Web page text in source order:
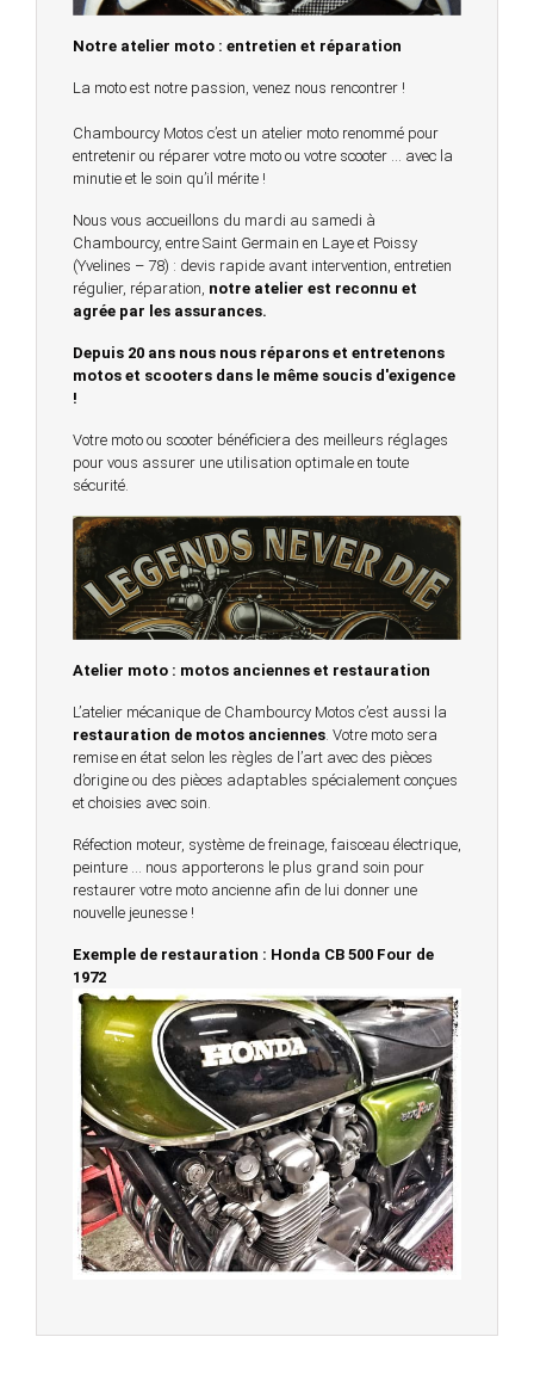
Notre atelier moto : entretien et réparation
La moto est notre passion, venez nous rencontrer !
Chambourcy Motos c’est un atelier moto renommé pour
entretenir ou réparer votre moto ou votre scooter … avec la
minutie et le soin qu’il mérite !
Nous vous accueillons du mardi au samedi à
Chambourcy, entre Saint Germain en Laye et Poissy
(Yvelines – 78) : devis rapide avant intervention, entretien
régulier, réparation, notre atelier est reconnu et
agrée par les assurances.
Depuis 20 ans nous nous réparons et entretenons
motos et scooters dans le même soucis d'exigence
!
Votre moto ou scooter bénéficiera des meilleurs réglages
pour vous assurer une utilisation optimale en toute
sécurité.
Atelier moto : motos anciennes et restauration
L’atelier mécanique de Chambourcy Motos c’est aussi la
restauration de motos anciennes . Votre moto sera
remise en état selon les règles de l’art avec des pièces
d’origine ou des pièces adaptables spécialement conçues
et choisies avec soin.
Réfection moteur, système de freinage, faisceau électrique,
peinture … nous apporterons le plus grand soin pour
restaurer votre moto ancienne afin de lui donner une
nouvelle jeunesse !
Exemple de restauration : Honda CB 500 Four de
1972